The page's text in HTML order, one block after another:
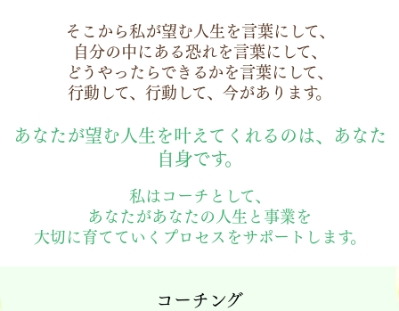
そこから私が望む人生を言葉にして、
自分の中にある恐れを言葉にして、
どうやったらできるかを言葉にして、
行動して、行動して、今があります。
あなたが望む人生を叶えてくれるのは、
あなた
自身です。
私はコーチとして、
あなたがあなたの人生と事業を
大切に育てていくプロセスをサポートします。
コーチング